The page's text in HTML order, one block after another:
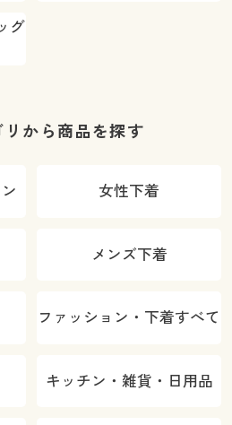
グ
から商品を探す
女性下着
メンズ下着
ファッション・下着すべて
キッチン・雑貨・日用品